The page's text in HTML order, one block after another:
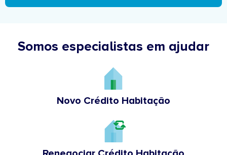
Somos especialistas em ajudar
Novo Crédito Habitação